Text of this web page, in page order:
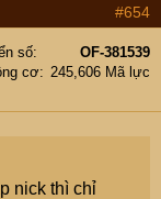
#654
số
OF-381539
cơ
245,606 Mã lực
nick thì chỉ